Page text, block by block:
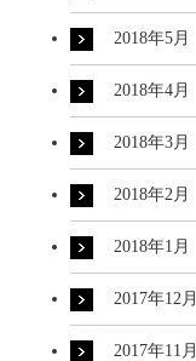
2018年5月
2018年4月
2018年3月
2018年2月
2018年1月
2017年12月
2017年11月